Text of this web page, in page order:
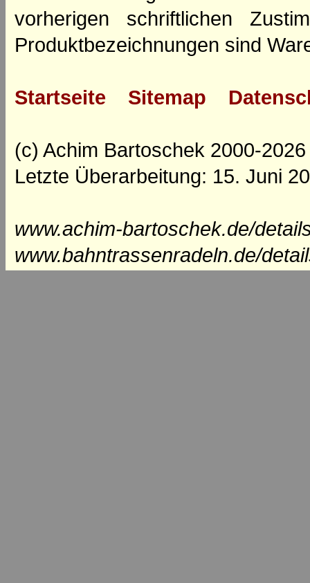
vorherigen schriftlichen
Produktbezeichnungen sind
Startseite Sitemap
(c) Achim Bartoschek 2000-2026
Letzte Überarbeitung: 15. Juni
www.achim-bartoschek.de/
www.bahntrassenradeln.de/